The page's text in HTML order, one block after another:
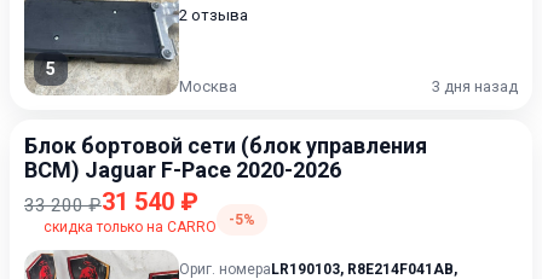
5
2 отзыва
Москва 3 дня назад
Блок бортовой сети (блок управления
BCM) Jaguar F-Pace 2020-2026
33 200 ₽31 540 ₽
скидка только на CARRO -5%
Ориг. номера LR190103, R8E214F041AB,